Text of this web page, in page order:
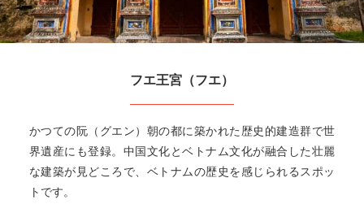
フエ王宮（フエ）
かつての阮（グエン）朝の都に築かれた歴史的建造群で世
界遺産にも登録。中国文化とベトナム文化が融合した壮麗
な建築が見どころで、ベトナムの歴史を感じられるスポッ
トです。